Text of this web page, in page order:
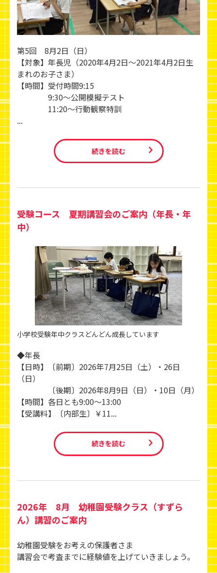
第5回 8月2日（日）
【対象】年長児（2020年4月2日～2021年4月2日生
まれのお子さま）
【時間】受付時間9:15
9:30～公開模擬テスト
11:20～行動観察特訓
...
続きを読む
受験コース 夏期講習会のご案内（年長・年
中）
小学校受験年中クラスどんどん成長しています
◆年長
【日時】〔前期〕2026年7月25日（土）・26日
（日）
〔後期〕2026年8月9日（日）・10日（月）
【時間】各日とも9:00～13:00
【受講料】〔内部生〕￥11...
続きを読む
2026年 8月 幼稚園受験クラス（すずら
ん）講習のご案内
幼稚園受験をお考えの保護者さま
講習会で考査までに経験値を上げていきましょう。